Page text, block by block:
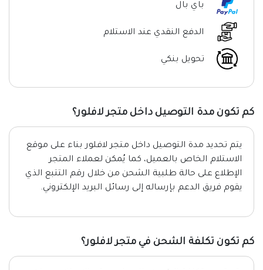
باي بال
الدفع النقدي عند الاستلام
تحويل بنكي
كم تكون مدة التوصيل داخل متجر لافلور؟
يتم تحديد مدة التوصيل داخل متجر لافلور بناء على موقع
الاستلام الخاص بالعميل، كما يُمكن لعملاء المتجر
الإطلاع على حالة طلبية الشحن من خلال رقم التتبع الذي
يقوم فريق الدعم بإرساله إلى رسائل البريد الإلكتروني.
كم تكون تكلفة الشحن في متجر لافلور؟